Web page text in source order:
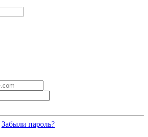
Забыли пароль?